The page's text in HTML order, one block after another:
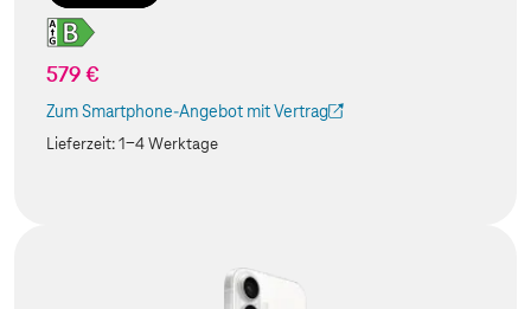
579 €
Zum Smartphone-Angebot mit Vertrag
(Der Link wird in einem neuen Tab geöffnet)
Lieferzeit:1-4 Werktage